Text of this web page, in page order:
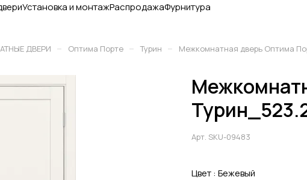
Установка и монтажРаспродажаФурнитура
ДВЕРИ – Оптима Порте – Турин – Межкомнатная дверь Оптима
Арт. SKU-09483
Цвет : Бежевый